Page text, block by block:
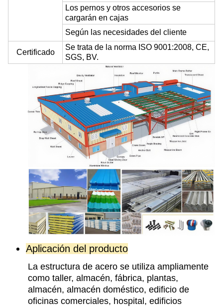
Los pernos y otros accesorios se
cargarán en cajas
Según las necesidades del cliente
Certificado
Se trata de la norma ISO 9001:2008, CE,
SGS, BV.
Aplicación del producto
La estructura de acero se utiliza ampliamente
como taller, almacén, fábrica, plantas,
almacén, almacén doméstico, edificio de
oficinas comerciales, hospital, edificios